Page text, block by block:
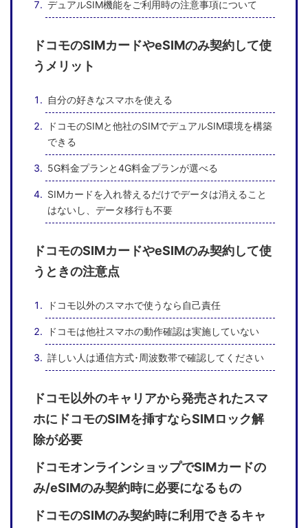
デュアルSIM機能をご利用時の注意事項について
ドコモのSIMカードやeSIMのみ契約して使
うメリット
自分の好きなスマホを使える
ドコモのSIMと他社のSIMでデュアルSIM環境を構築
できる
5G料金プランと4G料金プランが選べる
SIMカードを入れ替えるだけでデータは消えること
はないし、データ移行も不要
ドコモのSIMカードやeSIMのみ契約して使
うときの注意点
ドコモ以外のスマホで使うなら自己責任
ドコモは他社スマホの動作確認は実施していない
詳しい人は通信方式･周波数帯で確認してください
ドコモ以外のキャリアから発売されたスマ
ホにドコモのSIMを挿すならSIMロック解
除が必要
ドコモオンラインショップでSIMカードの
み/eSIMのみ契約時に必要になるもの
ドコモのSIMのみ契約時に利用できるキャ